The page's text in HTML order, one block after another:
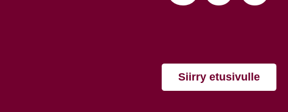
Siirry etusivulle